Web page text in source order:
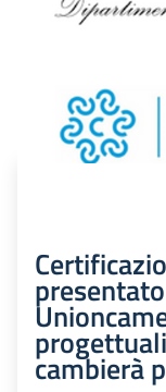
cambierà